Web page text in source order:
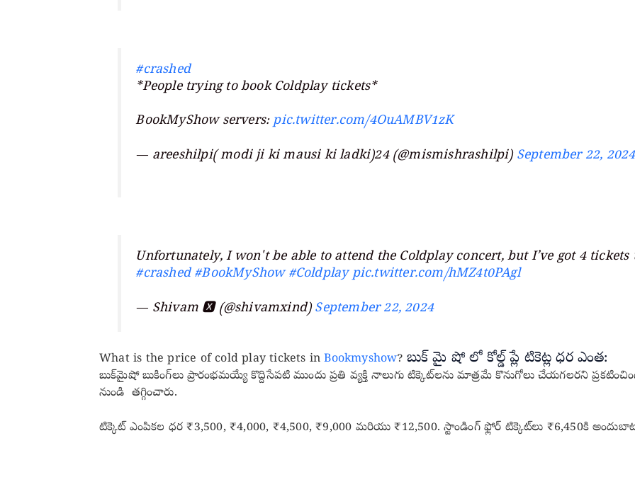
#crashed
*People trying to book Coldplay tickets*
BookMyShow servers: pic.twitter.com/4OuAMBV1zK
— areeshilpi( modi ji ki mausi ki ladki)24 (@mismishrashilpi) September 22, 2024
Unfortunately, I won't be able to attend the Coldplay concert, but I’ve got 4 tickets
#crashed #BookMyShow #Coldplay pic.twitter.com/hMZ4t0PAgl
— Shivam 🆇 (@shivamxind)September 22, 2024
What is the price of cold play tickets inBookmyshow? బుక్ మై షో లో కోల్డ్ ప్లే టికెట్ల ధర ఎంత:
బుక్‌మైషో బుకింగ్‌లు ప్రారంభమయ్యే కొద్దిసేపటి ముందు ప్రతి వ్యక్తి నాలుగు టిక్కెట్‌లను మాత్రమే కొనుగోలు చేయగలరని
నుండి తగ్గించారు.
టిక్కెట్ ఎంపికల ధర ₹3,500, ₹4,000, ₹4,500, ₹9,000 మరియు ₹12,500. స్టాండింగ్ ఫ్లోర్ టిక్కెట్‌లు ₹6,450కి